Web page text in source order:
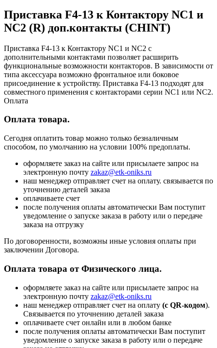
Приставка F4-13 к Контактору NC1 и
NC2 (R) доп.контакты (CHINT)
Приставка F4-13 к Контактору NC1 и NC2 с
дополнительными контактами позволяет расширить
функциональные возможности контакторов. В зависимости от
типа аксессуара возможно фронтальное или боковое
присоединение к устройству. Приставка F4-13 подходят для
совместного применения с контакторами серии NC1 или NC2.
Оплата
Оплата товара.
Сегодня оплатить товар можно только безналичным
способом, по умолчанию на условии 100% предоплаты.
оформляете заказ на сайте или присылаете запрос на
электронную почту zakaz@etk-oniks.ru
наш менеджер отправляет счет на оплату. связывается по
уточнению деталей заказа
оплачиваете счет
после получения оплаты автоматически Вам поступит
уведомление о запуске заказа в работу или о передаче
заказа на отгрузку
По договоренности, возможны иные условия оплаты при
заключении Договора.
Оплата товара от Физического лица.
оформляете заказ на сайте или присылаете запрос на
электронную почту zakaz@etk-oniks.ru
наш менеджер отправляет счет на оплату (с QR-кодом).
Связывается по уточнению деталей заказа
оплачиваете счет онлайн или в любом банке
после получения оплаты автоматически Вам поступит
уведомление о запуске заказа в работу или о передаче